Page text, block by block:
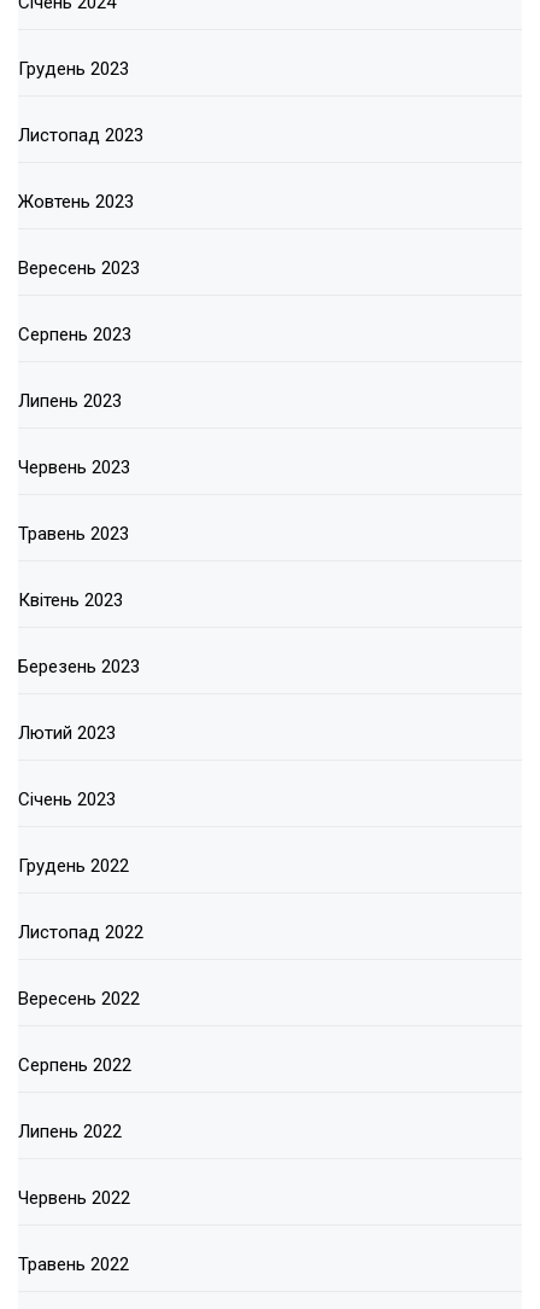
Грудень 2023
Листопад 2023
Жовтень 2023
Вересень 2023
Серпень 2023
Липень 2023
Червень 2023
Травень 2023
Квітень 2023
Березень 2023
Лютий 2023
Січень 2023
Грудень 2022
Листопад 2022
Вересень 2022
Серпень 2022
Липень 2022
Червень 2022
Травень 2022